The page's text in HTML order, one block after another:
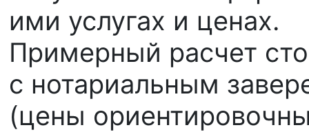
ими услугах и ценах.
Примерный расчет
с нотариальным
(цены